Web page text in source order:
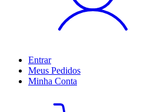
Entrar
Meus Pedidos
Minha Conta